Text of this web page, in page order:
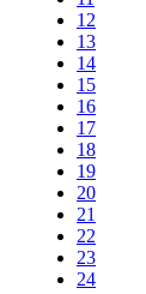
12
13
14
15
16
17
18
19
20
21
22
23
24